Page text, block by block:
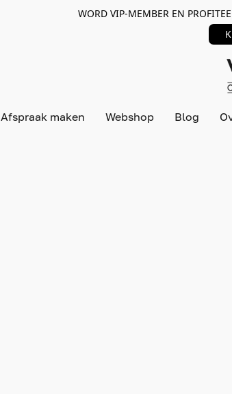
WORD VIP-MEMBER EN
Afspraak maken Webshop Blog